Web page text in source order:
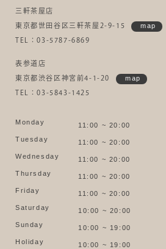
三軒茶屋店
東京都世田谷区三軒茶屋2-9-15 map
TEL：03-5787-6869
表参道店
東京都渋谷区神宮前4-1-20 map
TEL：03-5843-1425
Monday
11:00 ~ 20:00
Tuesday
11:00 ~ 20:00
Wednesday
11:00 ~ 20:00
Thursday
11:00 ~ 20:00
Friday
11:00 ~ 20:00
Saturday
10:00 ~ 20:00
Sunday
10:00 ~ 19:00
Holiday
10:00 ~ 19:00